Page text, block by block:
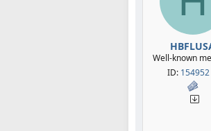
Well-known
ID: 154952